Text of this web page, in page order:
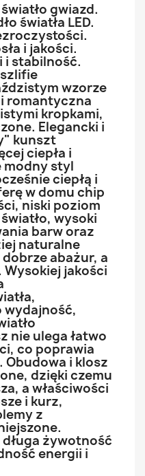
gwiazd.
światła LED.
i jakości.
i stabilność.
wzorze
romantyczna
kropkami,
Elegancki i
kunszt
ciepła i
modny styl
ciepłą i
w domu chip
niski poziom
wysoki
barw oraz
naturalne
abażur, a
jakości
wydajność,
nie ulega łatwo
co poprawia
Obudowa i klosz
dzięki czemu
a właściwości
i kurz,
z
żywotność
energii i